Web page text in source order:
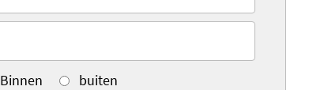
Binnen buiten